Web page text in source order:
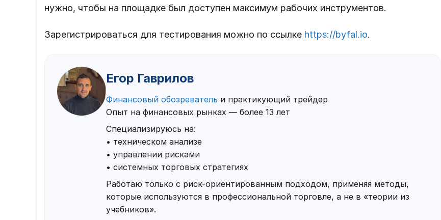
нужно, чтобы на площадке был доступен максимум рабочих инструментов.
Зарегистрироваться для тестирования можно по ссылке https://byfal.io.
Егор Гаврилов
Финансовый обозреватель и практикующий трейдер
Опыт на финансовых рынках — более 13 лет
Специализируюсь на:
• техническом анализе
• управлении рисками
• системных торговых стратегиях
Работаю только с риск-ориентированным подходом, применяя методы,
которые используются в профессиональной торговле, а не в «теории из
учебников».